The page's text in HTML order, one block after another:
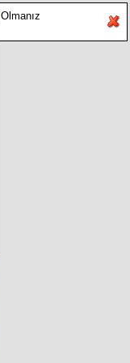
Olmanız